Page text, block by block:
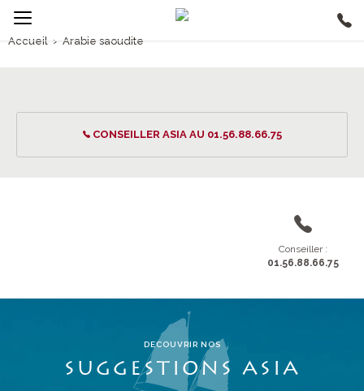
Accueil › Arabie saoudite
CONSEILLER ASIA AU 01.56.88.66.75
Conseiller :
01.56.88.66.75
DECOUVRIR NOS
SUGGESTIONS ASIA